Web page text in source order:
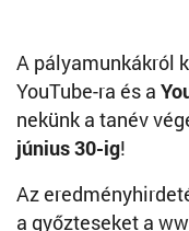
A pályamunkákról
YouTube-ra és a
nekünk a tanév
június 30-ig!
Az
a győzteseket a